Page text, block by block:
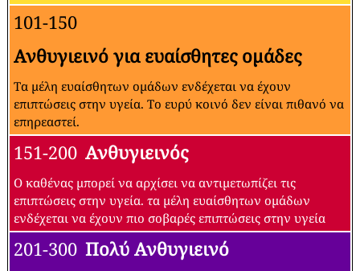
101-150
Ανθυγιεινό για ευαίσθητες ομάδες
Τα μέλη ευαίσθητων ομάδων ενδέχεται να έχουν
επιπτώσεις στην υγεία. Το ευρύ κοινό δεν είναι πιθανό να
επηρεαστεί.
151-200 Ανθυγιεινός
Ο καθένας μπορεί να αρχίσει να αντιμετωπίζει τις
επιπτώσεις στην υγεία. τα μέλη ευαίσθητων ομάδων
ενδέχεται να έχουν πιο σοβαρές επιπτώσεις στην υγεία
201-300 Πολύ Ανθυγιεινό